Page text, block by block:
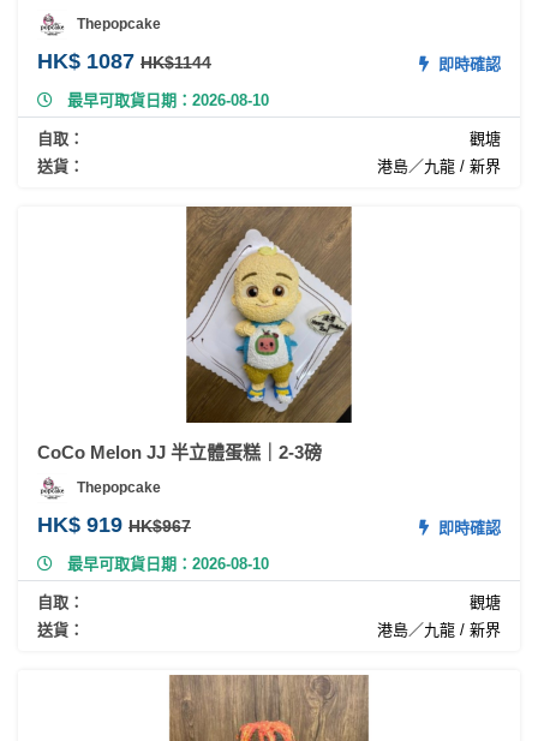
Thepopcake
HK$ 1087 HK$1144
即時確認
最早可取貨日期：2026-08-10
自取：
觀塘
送貨：
港島／九龍 / 新界
CoCo Melon JJ 半立體蛋糕｜2-3磅
Thepopcake
HK$ 919 HK$967
即時確認
最早可取貨日期：2026-08-10
自取：
觀塘
送貨：
港島／九龍 / 新界